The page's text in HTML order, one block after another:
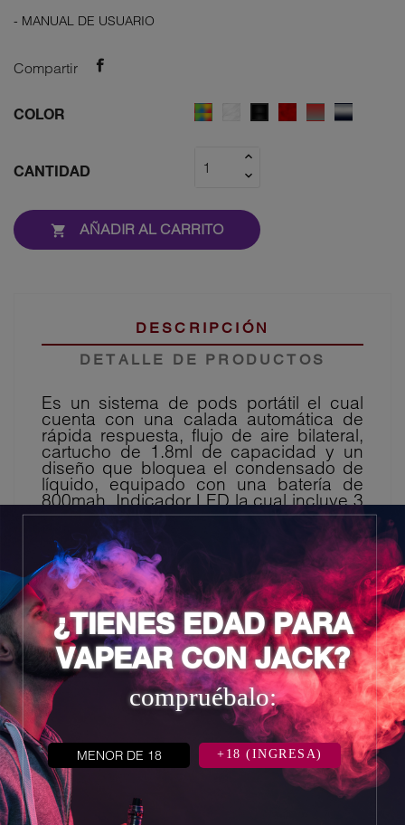
¿TIENES EDAD PARA
VAPEAR CON JACK?
compruébalo:
MENOR DE 18 +18 (INGRESA)
- MANUAL DE USUARIO
Compartir
COLOR
7
REDREDBLUE
CANTIDAD
 AÑADIR AL CARRITO
DESCRIPCIÓN
DETALLE DE PRODUCTOS
Es un sistema de pods portátil el cual
cuenta con una calada automática de
rápida respuesta, flujo de aire bilateral,
cartucho de 1.8ml de capacidad y un
diseño que bloquea el condensado de
líquido, equipado con una batería de
800mah. Indicador LED la cual incluye 3
colores para recordar el estado de la
batería. Con un diseño elegante e
innovador, decorado con rayas y
patrones unibody característica y muy
cómodo.
- Potencia de salida: 5W - 25W.
8 otros productos en la misma
categoría: